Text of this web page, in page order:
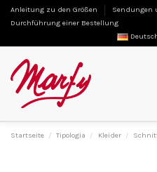
Anleitung zu den Größen
Sendungen
Durchführung einer Bestellung
Startseite Tipologia Kleider